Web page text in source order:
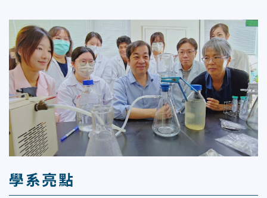
學系亮點